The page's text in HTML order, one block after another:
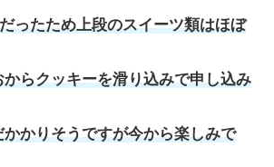
ったため上段のスイーツ類はほぼ
らクッキーを滑り込みで申し込み
かりそうですが今から楽しみで